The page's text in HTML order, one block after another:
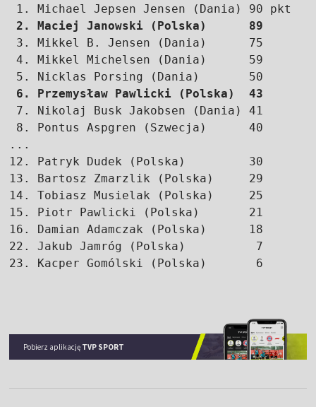
1. Michael Jepsen Jensen (Dania) 90 pkt
2. Maciej Janowski (Polska)      89
3. Mikkel B. Jensen (Dania)      75
4. Mikkel Michelsen (Dania)      59
5. Nicklas Porsing (Dania)       50
6. Przemysław Pawlicki (Polska)  43
7. Nikolaj Busk Jakobsen (Dania) 41
8. Pontus Aspgren (Szwecja)      40
...
12. Patryk Dudek (Polska)         30
13. Bartosz Zmarzlik (Polska)     29
14. Tobiasz Musielak (Polska)     25
15. Piotr Pawlicki (Polska)       21
16. Damian Adamczak (Polska)      18
22. Jakub Jamróg (Polska)          7
23. Kacper Gomólski (Polska)       6
Pobierz aplikację TVP SPORT